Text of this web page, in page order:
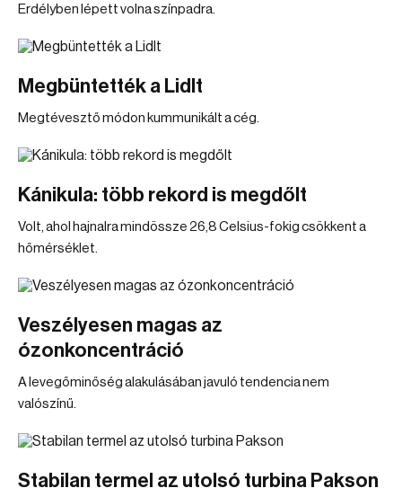
Erdélyben lépett volna színpadra.
Megbüntették a Lidlt
Megtévesztő módon kummunikált a cég.
Kánikula: több rekord is megdőlt
Volt, ahol hajnalra mindössze 26,8 Celsius-fokig csökkent a
hőmérséklet.
Veszélyesen magas az
ózonkoncentráció
A levegőminőség alakulásában javuló tendencia nem
valószínű.
Stabilan termel az utolsó turbina Pakson